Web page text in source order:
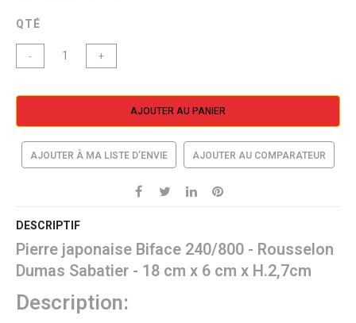
QTÉ
- +
AJOUTER AU PANIER
AJOUTER À MA LISTE D’ENVIE AJOUTER AU COMPARATEUR
DESCRIPTIF
Pierre japonaise Biface 240/800 - Rousselon
Dumas Sabatier - 18 cm x 6 cm x H.2,7cm
Description: